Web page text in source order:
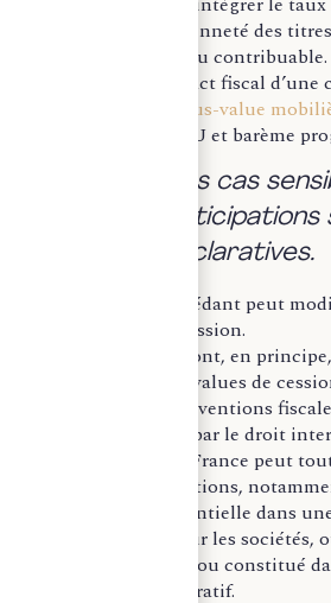
d’imposition, l’ancienneté des
revenus financiers du contribuable.
Pour mesurer l’impact fiscal
simulateur de plus-value
l’arbitrage entre PFU et barème
b. Sécuriser les cas
résidents, participations
obligations déclaratives.
Le statut fiscal du cédant peut
l’imposition de la cession.
Les non-résidents sont, en
France sur les plus-values de
sous réserve des conventions
exceptions prévues par le droit
Une imposition en France peut
dans certaines situations,
participation substantielle dans
soumise à l’impôt sur les
est domicilié, établi ou constitué
territoire non coopératif.